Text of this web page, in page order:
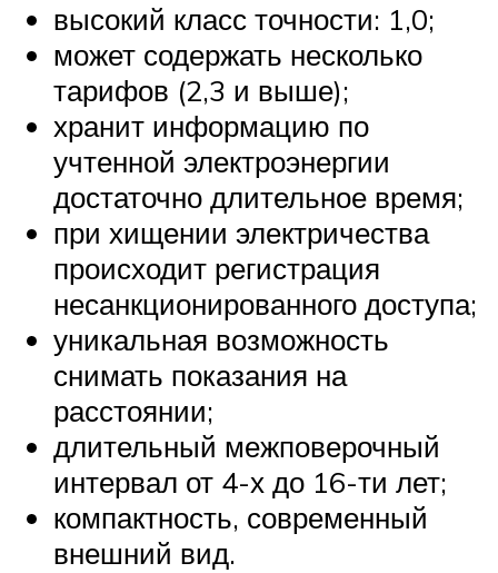
высокий класс точности: 1,0;
может содержать несколько
тарифов (2,3 и выше);
хранит информацию по
учтенной электроэнергии
достаточно длительное время;
при хищении электричества
происходит регистрация
несанкционированного доступа;
уникальная возможность
снимать показания на
расстоянии;
длительный межповерочный
интервал от 4-х до 16-ти лет;
компактность, современный
внешний вид.